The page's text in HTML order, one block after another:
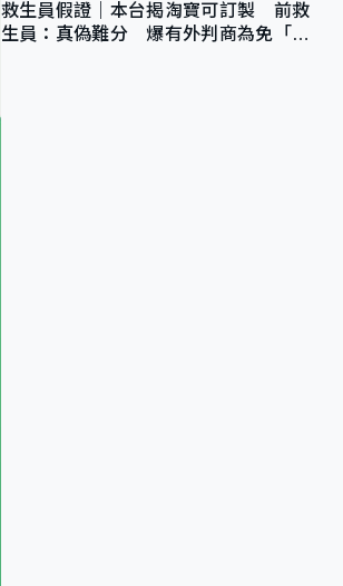
救生員假證｜本台揭淘寶可訂製 前救
生員：真偽難分 爆有外判商為免「封